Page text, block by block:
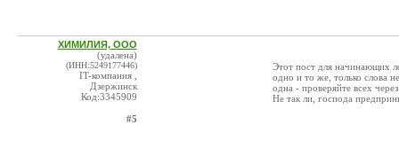
ХИМИЛИЯ, ООО
(удалена)
(ИНН:5249177446)
IT-компания ,
Дзержинск
Код:3345909
#5
Этот пост для начинающих
одно и то же, только слова
одна - проверяйте всех
Не так ли, господа